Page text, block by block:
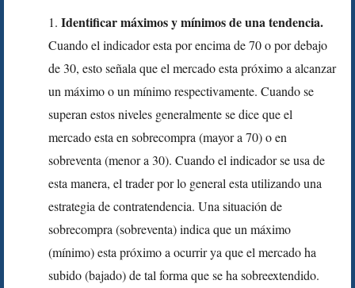
1.Identificar máximos y mínimos de una tendencia.
Cuando el indicador esta por encima de 70 o por debajo
de 30, esto señala que el mercado esta próximo a alcanzar
un máximo o un mínimo respectivamente. Cuando se
superan estos niveles generalmente se dice que el
mercado esta en sobrecompra (mayor a 70) o en
sobreventa (menor a 30). Cuando el indicador se usa de
esta manera, el trader por lo general esta utilizando una
estrategia de contratendencia. Una situación de
sobrecompra (sobreventa) indica que un máximo
(mínimo) esta próximo a ocurrir ya que el mercado ha
subido (bajado) de tal forma que se ha sobreextendido.